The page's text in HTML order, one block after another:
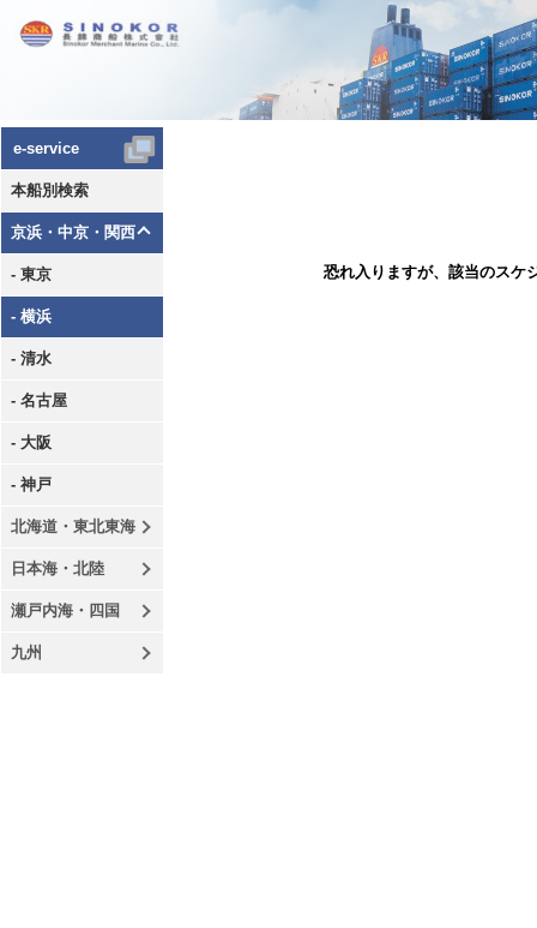
e-service
本船別検索
京浜・中京・関西
- 東京
- 横浜
- 清水
- 名古屋
- 大阪
- 神戸
北海道・東北東海
日本海・北陸
瀬戸内海・四国
九州
恐れ入りますが、該当のスケ